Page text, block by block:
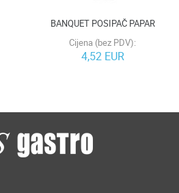
BANQUET POSIPAČ PAPAR
Cijena (bez PDV):
4,52 EUR